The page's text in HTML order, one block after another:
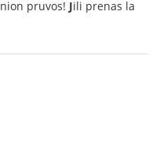
nion pruvos! Jili prenas la